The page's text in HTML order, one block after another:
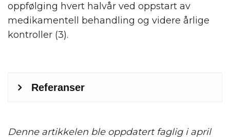
oppfølging hvert halvår ved oppstart av
medikamentell behandling og videre årlige
kontroller (3).
Denne artikkelen ble oppdatert faglig i april